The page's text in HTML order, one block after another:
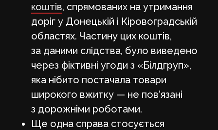
коштів, спрямованих на утримання
доріг у Донецькій і Кіровоградській
областях. Частину цих коштів,
за даними слідства, було виведено
через фіктивні угоди з «Білдгруп»,
яка нібито постачала товари
широкого вжитку — не пов’язані
з дорожніми роботами.
Ще одна справа стосується